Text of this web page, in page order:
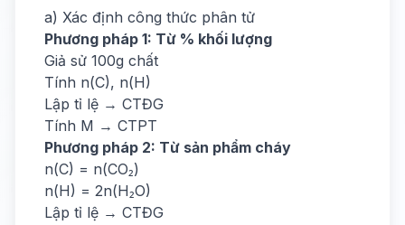
a) Xác định công thức phân tử
Phương pháp 1: Từ % khối lượng
Giả sử 100g chất
Tính n(C), n(H)
Lập tỉ lệ → CTĐG
Tính M → CTPT
Phương pháp 2: Từ sản phẩm cháy
n(C) = n(CO₂)
n(H) = 2n(H₂O)
Lập tỉ lệ → CTĐG